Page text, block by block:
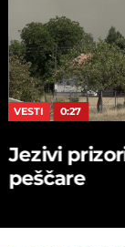
VESTI 0:27
Jezivi
peščare